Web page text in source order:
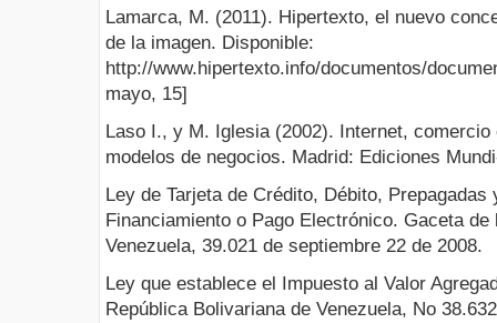
Lamarca, M. (2011). Hipertexto, el nuevo
de la imagen. Disponible:
http://www.hipertexto.info/documentos/
mayo, 15]
Laso I., y M. Iglesia (2002). Internet,
modelos de negocios. Madrid: Ediciones
Ley de Tarjeta de Crédito, Débito, Prepagadas
Financiamiento o Pago Electrónico. Gaceta
Venezuela, 39.021 de septiembre 22 de 2008.
Ley que establece el Impuesto al Valor
República Bolivariana de Venezuela, No